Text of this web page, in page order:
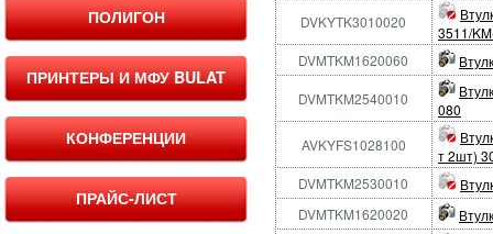
ПОЛИГОН
ПРИНТЕРЫ И МФУ BULAT
КОНФЕРЕНЦИИ
ПРАЙС-ЛИСТ
DVKYTK3010020
3511/
DVMTKM1620060
DVMTKM2540010
080
AVKYFS1028100
т 2шт)
DVMTKM2530010
DVMTKM1620020